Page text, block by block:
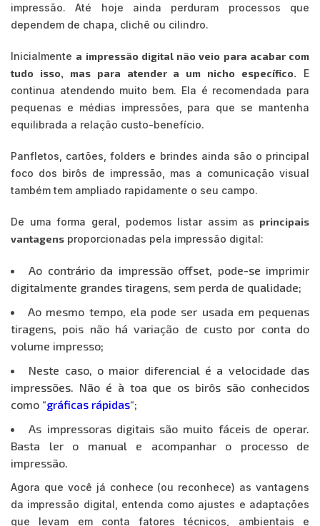
impressão. Até hoje ainda perduram processos que
dependem de chapa, clichê ou cilindro.
Inicialmente a impressão digital não veio para acabar com
tudo isso, mas para atender a um nicho específico. E
continua atendendo muito bem. Ela é recomendada para
pequenas e médias impressões, para que se mantenha
equilibrada a relação custo-benefício.
Panfletos, cartões, folders e brindes ainda são o principal
foco dos birôs de impressão, mas a comunicação visual
também tem ampliado rapidamente o seu campo.
De uma forma geral, podemos listar assim as principais
vantagens proporcionadas pela impressão digital:
Ao contrário da impressão offset, pode-se imprimir
digitalmente grandes tiragens, sem perda de qualidade;
Ao mesmo tempo, ela pode ser usada em pequenas
tiragens, pois não há variação de custo por conta do
volume impresso;
Neste caso, o maior diferencial é a velocidade das
impressões. Não é à toa que os birôs são conhecidos
como “gráficas rápidas“;
As impressoras digitais são muito fáceis de operar.
Basta ler o manual e acompanhar o processo de
impressão.
Agora que você já conhece (ou reconhece) as vantagens
da impressão digital, entenda como ajustes e adaptações
que levam em conta fatores técnicos, ambientais e